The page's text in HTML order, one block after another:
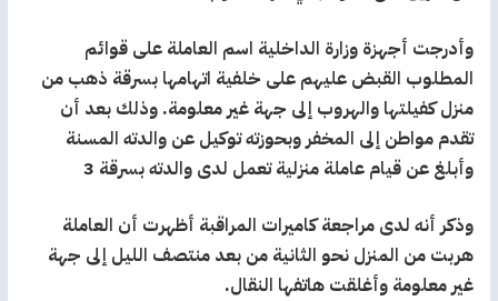
وأدرجت أجهزة وزارة الداخلية اسم العاملة على قوائم
المطلوب القبض عليهم على خلفية اتهامها بسرقة ذهب من
منزل كفيلتها والهروب إلى جهة غير معلومة. وذلك بعد أن
تقدم مواطن إلى المخفر وبحوزته توكيل عن والدته المسنة
وأبلغ عن قيام عاملة منزلية تعمل لدى والدته بسرقة 3
وذكر أنه لدى مراجعة كاميرات المراقبة أظهرت أن العاملة
هربت من المنزل نحو الثانية من بعد منتصف الليل إلى جهة
غير معلومة وأغلقت هاتفها النقال.